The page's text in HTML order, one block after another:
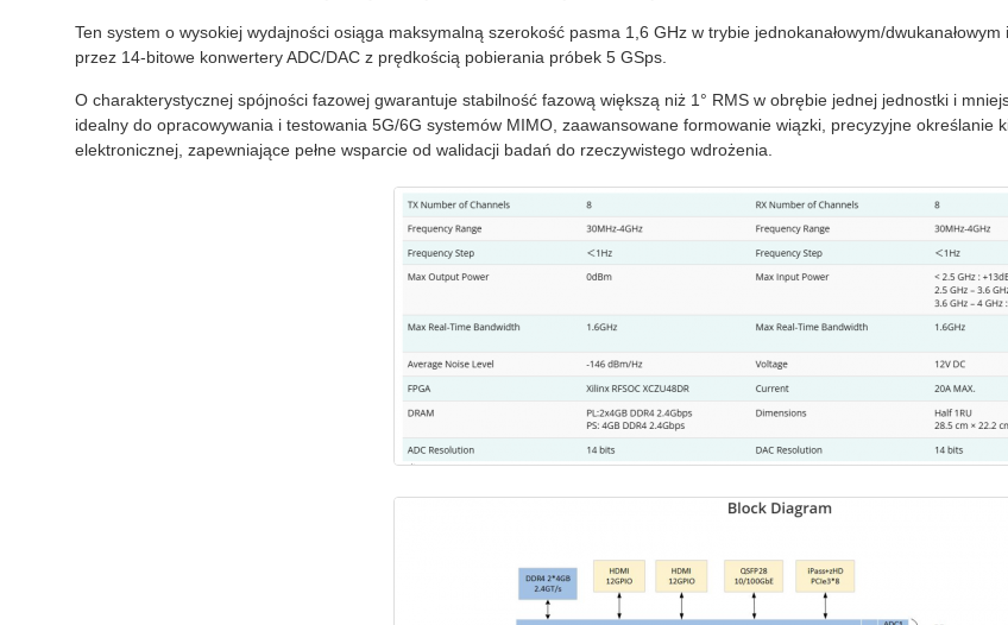
Ten system o wysokiej wydajności osiąga maksymalną szerokość pasma 1,6 GHz w trybie jednokanałowym/
przez 14-bitowe konwertery ADC/DAC z prędkością pobierania próbek 5 GSps.
O charakterystycznej spójności fazowej gwarantuje stabilność fazową większą niż 1° RMS w obrębie jednej jednostki i
idealny do opracowywania i testowania 5G/6G systemów MIMO, zaawansowane formowanie wiązki, precyzyjne określanie
elektronicznej, zapewniające pełne wsparcie od walidacji badań do rzeczywistego wdrożenia.